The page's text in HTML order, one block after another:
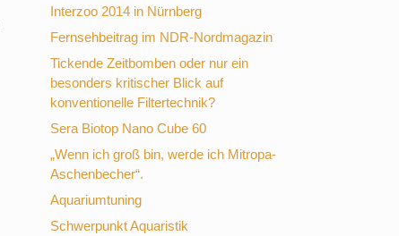
Interzoo 2014 in Nürnberg
Fernsehbeitrag im NDR-Nordmagazin
Tickende Zeitbomben oder nur ein
besonders kritischer Blick auf
konventionelle Filtertechnik?
Sera Biotop Nano Cube 60
„Wenn ich groß bin, werde ich Mitropa-
Aschenbecher“.
Aquariumtuning
Schwerpunkt Aquaristik